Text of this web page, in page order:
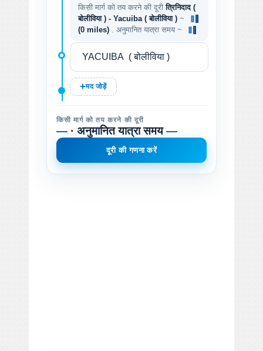
किसी मार्ग को तय करने की दूरीत्रिनिदाद (
बोलीविया ) - Yacuiba ( बोलीविया ) ~
(0 miles)
. अनुमानित यात्रा समय ~
मद जोड़ें
किसी मार्ग को तय करने की दूरी
— · अनुमानित यात्रा समय—
दूरी की गणना करें